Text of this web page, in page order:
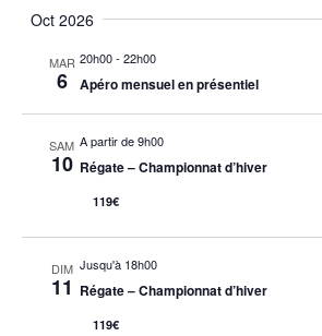
Oct 2026
MAR
6
20h00- 22h00
Apéro mensuel en présentiel
SAM
10
A partir de 9h00
Régate – Championnat d’hiver
119€
DIM
11
Jusqu'à 18h00
Régate – Championnat d’hiver
119€